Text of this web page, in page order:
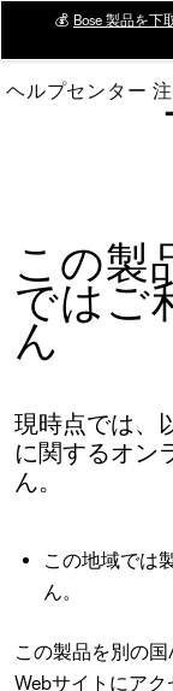
Main
💰 Bose 製品を
ヘルプセンター
この製
ではご
ん
現時点では、
に関するオン
ん。
この地域では
ん。
この製品を別の
Webサイトにア